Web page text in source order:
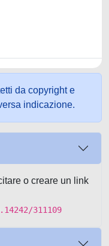
da copyright e
indicazione.
o creare un link
311109